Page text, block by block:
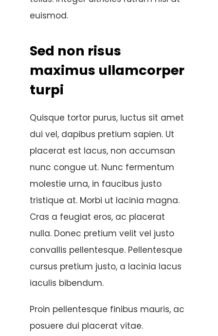
euismod.
Sed non risus
maximus ullamcorper
turpi
Quisque tortor purus, luctus sit amet
dui vel, dapibus pretium sapien. Ut
placerat est lacus, non accumsan
nunc congue ut. Nunc fermentum
molestie urna, in faucibus justo
tristique at. Morbi ut lacinia magna.
Cras a feugiat eros, ac placerat
nulla. Donec pretium velit vel justo
convallis pellentesque. Pellentesque
cursus pretium justo, a lacinia lacus
iaculis bibendum.
Proin pellentesque finibus mauris, ac
posuere dui placerat vitae.